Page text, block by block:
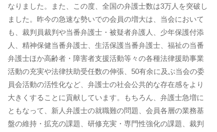
なりました。また、この度、全国の弁護士数は3万人を突破し
ました。昨今の急速な勢いでの会員の増大は、当会において
も、裁判員裁判や当番弁護士・被疑者弁護人、少年保護付添
人、精神保健当番弁護士、生活保護当番弁護士、福祉の当番
弁護士ほか高齢者・障害者支援活動等々の各種法律援助事業
活動の充実や法律扶助受任数の伸張、50有余に及ぶ当会の委
員会活動の活性化など、弁護士の社会公共的な存在感をより
大きくすることに貢献しています。もちろん、弁護士急増に
ともなって、新人弁護士の就職難の問題、会員各層の業務基
盤の維持・拡充の課題、研修充実・専門性強化の課題、裁判